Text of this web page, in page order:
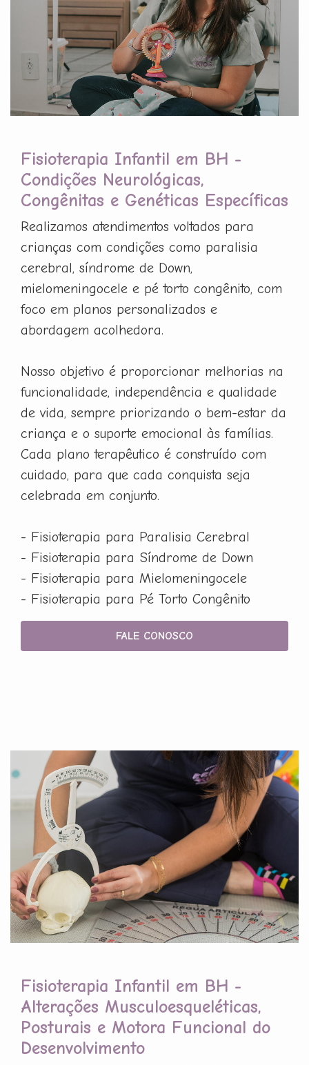
Fisioterapia Infantil em BH -
Condições Neurológicas,
Congênitas e Genéticas Específicas
Realizamos atendimentos voltados para
crianças com condições como paralisia
cerebral, síndrome de Down,
mielomeningocele e pé torto congênito, com
foco em planos personalizados e
abordagem acolhedora.
Nosso objetivo é proporcionar melhorias na
funcionalidade, independência e qualidade
de vida, sempre priorizando o bem-estar da
criança e o suporte emocional às famílias.
Cada plano terapêutico é construído com
cuidado, para que cada conquista seja
celebrada em conjunto.
- Fisioterapia para Paralisia Cerebral
- Fisioterapia para Síndrome de Down
- Fisioterapia para Mielomeningocele
- Fisioterapia para Pé Torto Congênito
FALE CONOSCO
Fisioterapia Infantil em BH -
Alterações Musculoesqueléticas,
Posturais e Motora Funcional do
Desenvolvimento